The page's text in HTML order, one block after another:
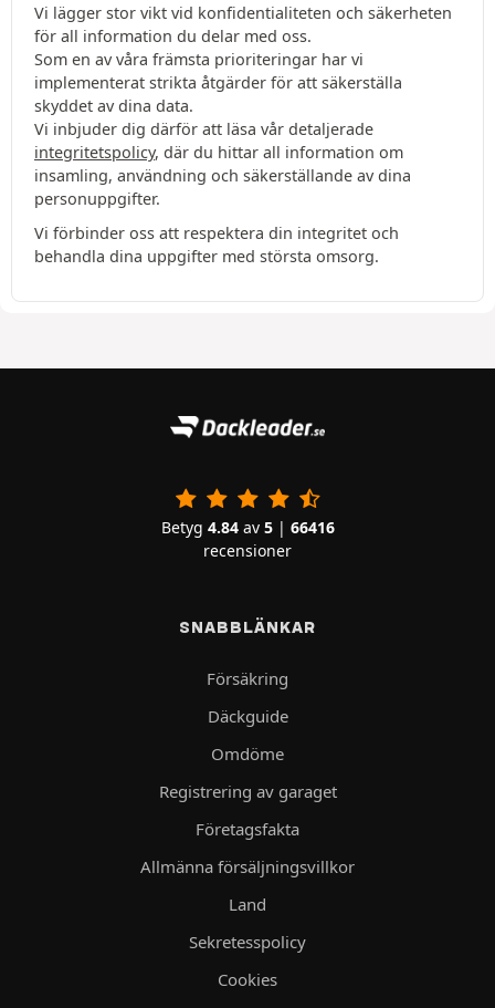
Vi lägger stor vikt vid konfidentialiteten och säkerheten
för all information du delar med oss.
Som en av våra främsta prioriteringar har vi
implementerat strikta åtgärder för att säkerställa
skyddet av dina data.
Vi inbjuder dig därför att läsa vår detaljerade
integritetspolicy, där du hittar all information om
insamling, användning och säkerställande av dina
personuppgifter.
Vi förbinder oss att respektera din integritet och
behandla dina uppgifter med största omsorg.
Betyg 4.84av 5| 66416
recensioner
SNABBLÄNKAR
Försäkring
Däckguide
Omdöme
Registrering av garaget
Företagsfakta
Allmänna försäljningsvillkor
Land
Sekretesspolicy
Cookies